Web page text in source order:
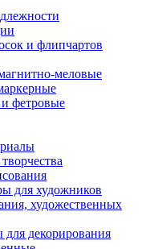
и флипчартов
меловые
фетровые
для художников
художественных
декорирования